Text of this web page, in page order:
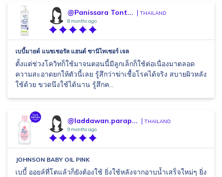
@Panissara Tont... THAILAND
8 months ago
เบบี้มายด์ แนชเชอรัล แฮนด์ ซานิไทเซอร์ เจล
ตั้งแต่ช่วงโควิทก็ใช้มาจนตอนนี้มีลูกเล็กก็ใช้ต่อเนื่องมาตลอด
ความสะอาดยกให้ตัวนี้เลย รู้สึกว่าฆ่าเชื้อโรคได้จริง สบายผิวหลัง
ใช้ด้วย ขวดนึงใช้ได้นาน รู้สึกค...
@laddawan.parap... THAILAND
9 months ago
JOHNSON BABY OIL PINK
เบบี้ ออยล์ที่โตแล้วก็ยังต้องใช้ ยิ่งใช้หลังจากอาบน้ำเสร็จใหม่ๆ ยิ่ง